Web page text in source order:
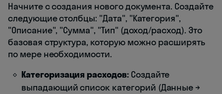
Начните с создания нового документа. Создайте
следующие столбцы: "Дата", "Категория",
"Описание", "Сумма", "Тип" (доход/расход). Это
базовая структура, которую можно расширять
по мере необходимости.
Категоризация расходов:Создайте
выпадающий список категорий (Данные →